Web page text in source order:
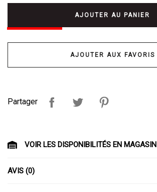
AJOUTER AU PANIER
Partager
VOIR LES DISPONIBILITÉS EN MAGASIN
AVIS (0)